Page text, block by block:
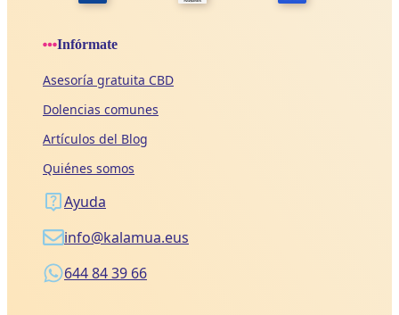
Infórmate
Asesoría gratuita CBD
Dolencias comunes
Artículos del Blog
Quiénes somos
Ayuda
info@kalamua.eus
644 84 39 66